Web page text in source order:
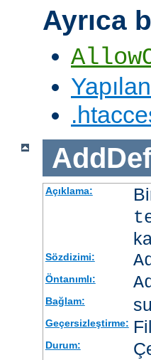
Ayrıca
Açıklama:
Sözdizimi:
Öntanımlı:
Bağlam:
Geçersizleştirme:
Durum: